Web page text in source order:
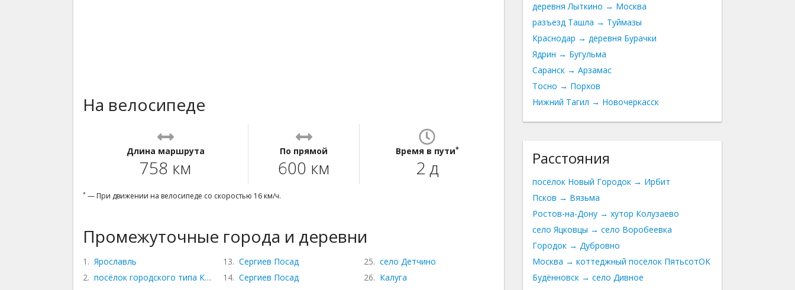
На велосипеде
Длина маршрута
758 км
По прямой
600 км
Время в пути*
2 д
* — При движении на велосипеде со скоростью 16 км/ч.
Промежуточные города и деревни
1. Ярославль
2. посёлок городского типа Красные Ткачи
13. Сергиев Посад
14. Сергиев Посад
25. село Детчино
26. Калуга
деревня Лыткино → Москва
разъезд Ташла → Туймазы
Краснодар → деревня Бурачки
Ядрин → Бугульма
Саранск → Арзамас
Тосно → Порхов
Нижний Тагил → Новочеркасск
Расстояния
посёлок Новый Городок → Ирбит
Псков → Вязьма
Ростов-на-Дону → хутор Колузаево
село Яцковцы → село Воробеевка
Городок → Дубровно
Москва → коттеджный посёлок ПятьсотОК
Будённовск → село Дивное